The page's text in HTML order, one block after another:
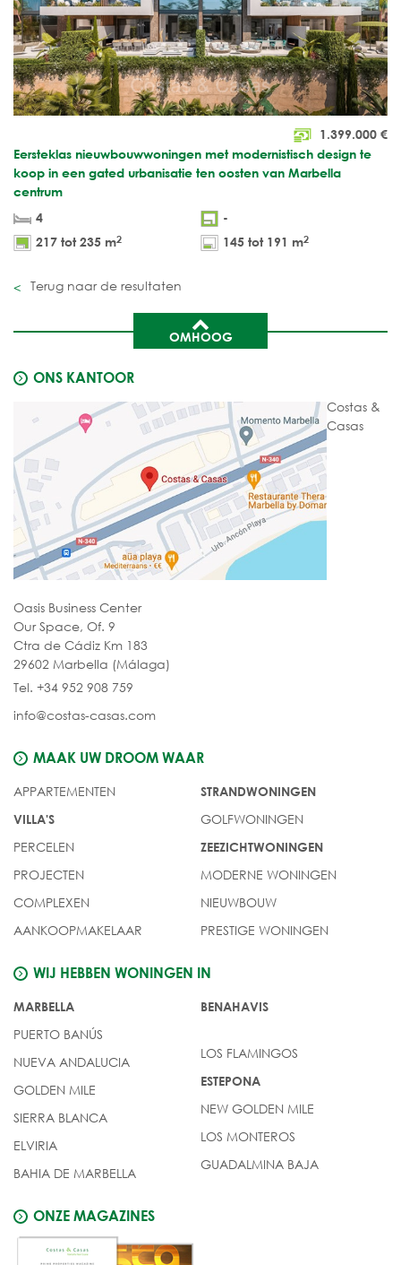
1.399.000 €
Eersteklas nieuwbouwwoningen met modernistisch design te
koop in een gated urbanisatie ten oosten van Marbella
centrum
4
-
217 tot 235 m2 145 tot 191 m2
Terug naar de resultaten
OMHOOG
ONS KANTOOR
Costas &
Casas
Oasis Business Center
Our Space, Of. 9
Ctra de Cádiz Km 183
29602 Marbella (Málaga)
Tel. +34 952 908 759
info@costas-casas.com
MAAK UW DROOM WAAR
APPARTEMENTEN
VILLA'S
PERCELEN
PROJECTEN
COMPLEXEN
AANKOOPMAKELAAR
STRANDWONINGEN
GOLFWONINGEN
ZEEZICHTWONINGEN
MODERNE WONINGEN
NIEUWBOUW
PRESTIGE WONINGEN
WIJ HEBBEN WONINGEN IN
MARBELLA
PUERTO BANÚS
NUEVA ANDALUCIA
GOLDEN MILE
SIERRA BLANCA
ELVIRIA
BAHIA DE MARBELLA
BENAHAVIS
LOS FLAMINGOS
ESTEPONA
NEW GOLDEN MILE
LOS MONTEROS
GUADALMINA BAJA
ONZE MAGAZINES